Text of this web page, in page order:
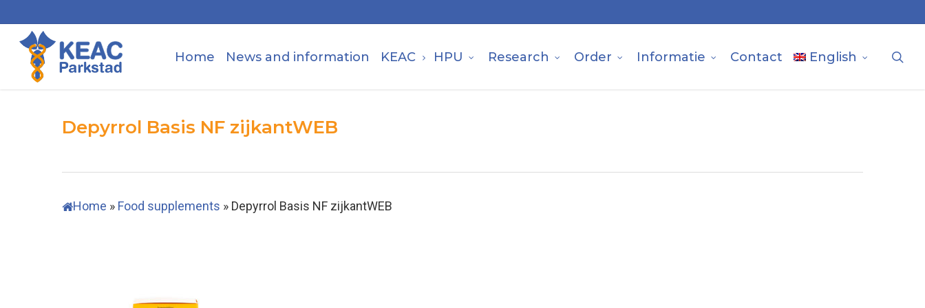
to
main
content
Home News and information KEAC HPU Research Order Informatie Contact English
Depyrrol Basis NF zijkantWEB
Home » Food supplements » Depyrrol Basis NF zijkantWEB